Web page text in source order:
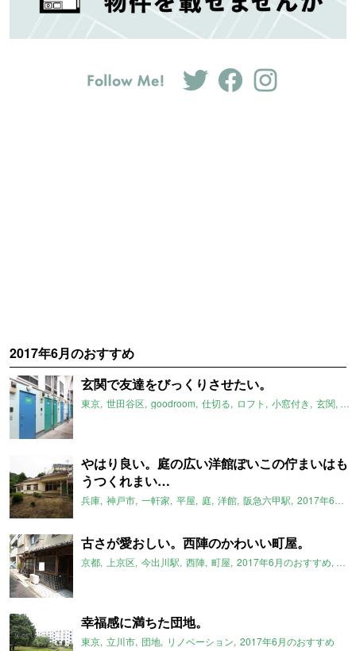
2017年6月のおすすめ
玄関で友達をびっくりさせたい。
東京 世田谷区 goodroom 仕切る ロフト 小窓付き 玄関 桜
やはり良い。庭の広い洋館ぽいこの佇まいはも
うつくれまい…
兵庫 神戸市 一軒家 平屋 庭 洋館 阪急六甲駅 2017年6月のおすすめ
古さが愛おしい。西陣のかわいい町屋。
京都 上京区 今出川駅 西陣 町屋 2017年6月のおすすめ ル
幸福感に満ちた団地。
東京 立川市 団地 リノベーション 2017年6月のおすすめ